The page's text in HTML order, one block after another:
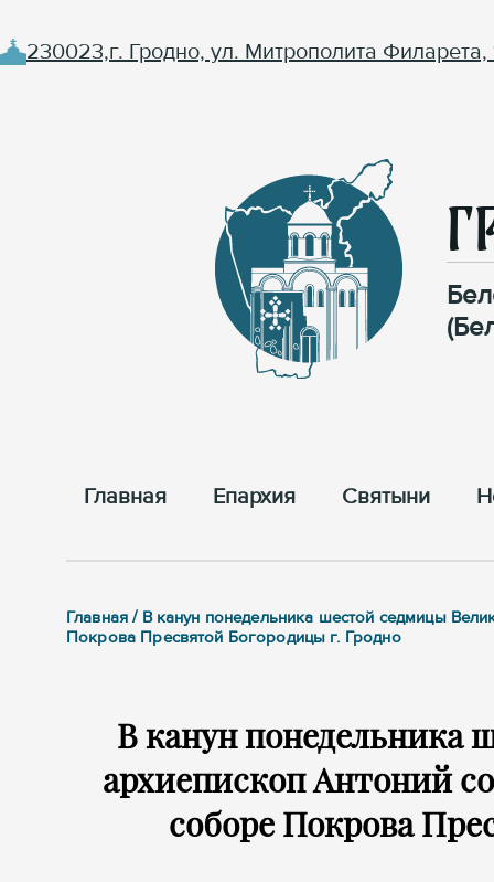
230023,г. Гродно, ул. Митрополита Филарета,
Главная Епархия Cвятыни
Главная / В канун понедельника шестой седмицы
Покрова Пресвятой Богородицы г. Гродно
В канун понедельника
архиепископ Антоний
соборе Покрова